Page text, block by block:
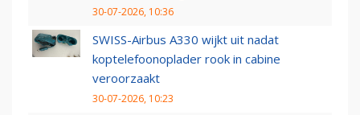
30-07-2026, 10:36
SWISS-Airbus A330 wijkt uit nadat
koptelefoonoplader rook in cabine
veroorzaakt
30-07-2026, 10:23